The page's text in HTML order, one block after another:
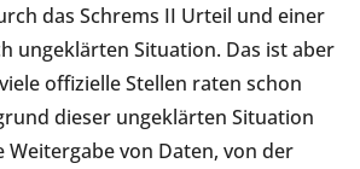
das Schrems II Urteil und einer
ungeklärten Situation. Das ist aber
offizielle Stellen raten schon
dieser ungeklärten Situation
Weitergabe von Daten, von der